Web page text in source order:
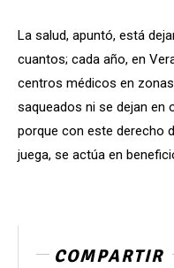
La salud, apuntó, está
cuantos; cada año, en
centros médicos en
saqueados ni se dejan en
porque con este derecho
juega, se actúa en
COMPARTIR